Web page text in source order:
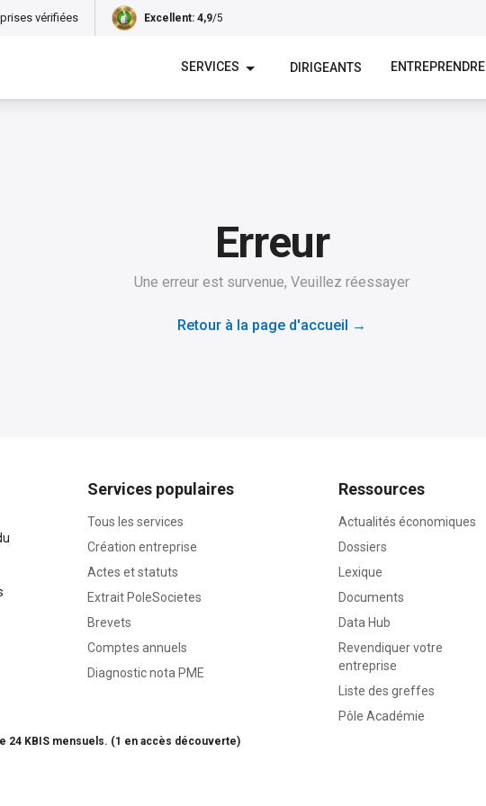
vérifiées Excellent: 4,9/5
SERVICES DIRIGEANTS ENTREPRENDRE
Erreur
Une erreur est survenue, Veuillez réessayer
Retour à la page d'accueil →
Services populaires
Tous les services
Création entreprise
Actes et statuts
Extrait PoleSocietes
Brevets
Comptes annuels
Diagnostic nota PME
Ressources
Actualités économiques
Dossiers
Lexique
Documents
Data Hub
Revendiquer votre
entreprise
Liste des greffes
Pôle Académie
24 KBIS mensuels. (1 en accès découverte)